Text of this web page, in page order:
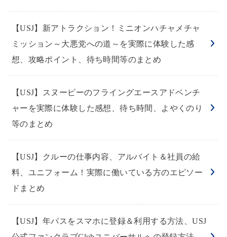
【USJ】新アトラクション！ミニオンハチャメチャ
ミッション～大悪党への道～を実際に体験した感
想、攻略ポイント、待ち時間等のまとめ
【USJ】スヌーピーのフライングエースアドベンチ
ャーを実際に体験した感想、待ち時間、よやくのり
等のまとめ
【USJ】クルーの仕事内容、アルバイト＆社員の給
料、ユニフォーム！実際に働いている方のエピソー
ドまとめ
【USJ】年パスをスマホに登録＆利用する方法、USJ